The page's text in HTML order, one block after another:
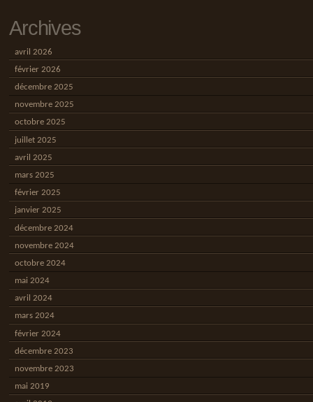
Archives
avril 2026
février 2026
décembre 2025
novembre 2025
octobre 2025
juillet 2025
avril 2025
mars 2025
février 2025
janvier 2025
décembre 2024
novembre 2024
octobre 2024
mai 2024
avril 2024
mars 2024
février 2024
décembre 2023
novembre 2023
mai 2019